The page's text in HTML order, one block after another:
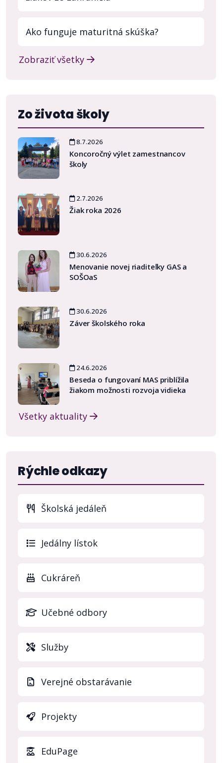
Ako funguje maturitná skúška?
Zobraziť všetky
Zo života školy
8.7.2026
Koncoročný výlet zamestnancov
školy
2.7.2026
Žiak roka 2026
30.6.2026
Menovanie novej riaditeľky GAS a
SOŠOaS
30.6.2026
Záver školského roka
24.6.2026
Beseda o fungovaní MAS priblížila
žiakom možnosti rozvoja vidieka
Všetky aktuality
Rýchle odkazy
Školská jedáleň
Jedálny lístok
Cukráreň
Učebné odbory
Služby
Verejné obstarávanie
Projekty
EduPage